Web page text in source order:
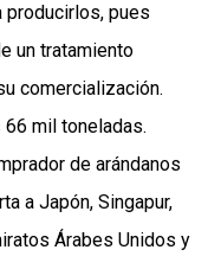
producirlos, pues
un tratamiento
comercialización.
mil toneladas.
de arándanos
a Japón, Singapur,
Árabes Unidos y